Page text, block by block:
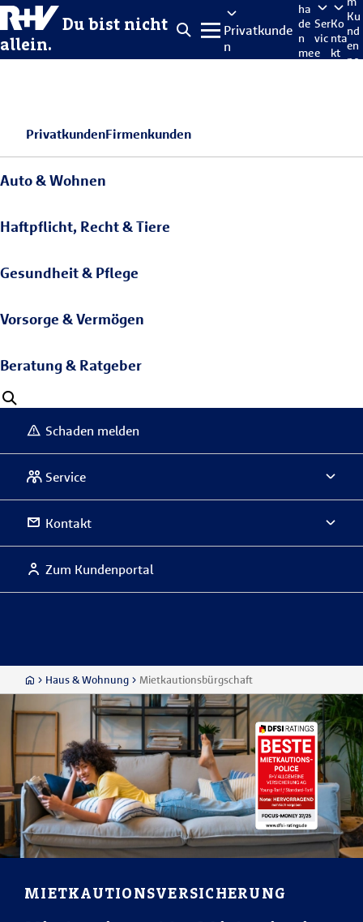
Du bist nicht
allein.
Privatkunde
n
ha
de
n
me
Ser
vic
e
Ko
nta
kt
Ku
nd
en
po
PrivatkundenFirmenkunden
Auto & Wohnen
Haftpflicht, Recht & Tiere
Gesundheit & Pflege
Vorsorge & Vermögen
Beratung & Ratgeber
Schaden melden
Service
Kontakt
Zum Kundenportal
Haus & Wohnung Mietkautionsbürgschaft
MIETKAUTIONSVERSICHERUNG